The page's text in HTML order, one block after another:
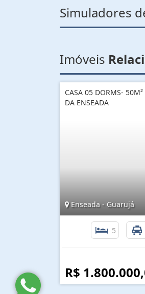
Simuladores
Imóveis
CASA 05 DORMS-
DA ENSEADA
Enseada - Guarujá
5
R$